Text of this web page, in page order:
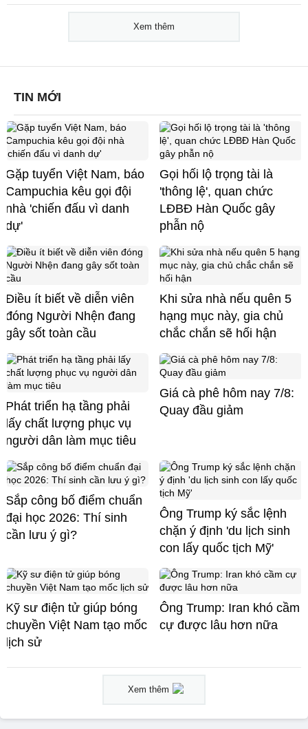
Xem thêm
TIN MỚI
Gặp tuyển Việt Nam, báo
Campuchia kêu gọi đội
nhà 'chiến đấu vì danh
dự'
Gọi hối lộ trọng tài là
'thông lệ', quan chức
LĐBĐ Hàn Quốc gây
phẫn nộ
Điều ít biết về diễn viên
đóng Người Nhện đang
gây sốt toàn cầu
Khi sửa nhà nếu quên 5
hạng mục này, gia chủ
chắc chắn sẽ hối hận
Phát triển hạ tầng phải
lấy chất lượng phục vụ
người dân làm mục tiêu
Giá cà phê hôm nay 7/8:
Quay đầu giảm
Sắp công bố điểm chuẩn
đại học 2026: Thí sinh
cần lưu ý gì?
Ông Trump ký sắc lệnh
chặn ý định 'du lịch sinh
con lấy quốc tịch Mỹ'
Kỹ sư điện tử giúp bóng
chuyền Việt Nam tạo mốc
lịch sử
Ông Trump: Iran khó cầm
cự được lâu hơn nữa
Xem thêm